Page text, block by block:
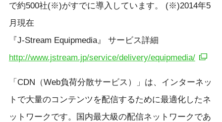
で約500社(※)がすでに導入しています。 (※)2014年5
月現在
『J-Stream Equipmedia』 サービス詳細
http://www.jstream.jp/service/delivery/equipmedia/
「CDN（Web負荷分散サービス）」は、インターネッ
トで大量のコンテンツを配信するために最適化したネ
ットワークです。国内最大級の配信ネットワークであ